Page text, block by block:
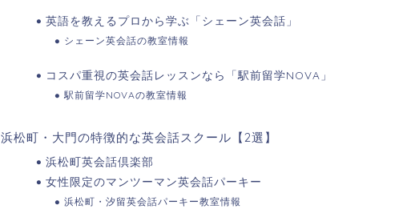
英語を教えるプロから学ぶ「シェーン英会話」
シェーン英会話の教室情報
コスパ重視の英会話レッスンなら「駅前留学NOVA」
駅前留学NOVAの教室情報
浜松町・大門の特徴的な英会話スクール【2選】
浜松町英会話倶楽部
女性限定のマンツーマン英会話パーキー
浜松町・汐留英会話パーキー教室情報